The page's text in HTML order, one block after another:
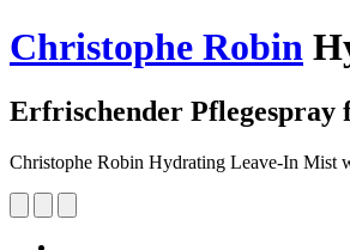
Christophe Robin
Erfrischender Pflegespray
Christophe Robin Hydrating Leave-In Mist